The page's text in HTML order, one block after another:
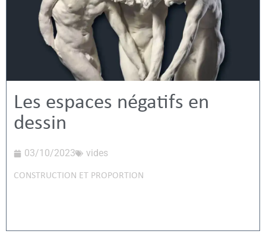
Les espaces négatifs en
dessin
03/10/2023 vides
CONSTRUCTION ET PROPORTION